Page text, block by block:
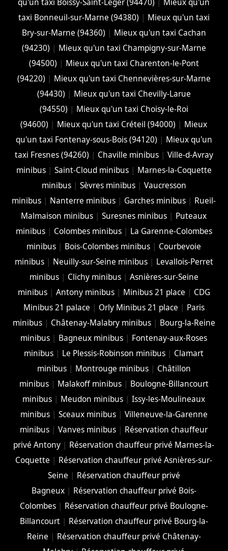
qu'un taxi Boissy-Saint-Léger (94470) | Mieux qu'un
taxi Bonneuil-sur-Marne (94380) | Mieux qu'un taxi
Bry-sur-Marne (94360) | Mieux qu'un taxi Cachan
(94230) | Mieux qu'un taxi Champigny-sur-Marne
(94500) | Mieux qu'un taxi Charenton-le-Pont
(94220) | Mieux qu'un taxi Chennevières-sur-Marne
(94430) | Mieux qu'un taxi Chevilly-Larue
(94550) | Mieux qu'un taxi Choisy-le-Roi
(94600) | Mieux qu'un taxi Créteil (94000) | Mieux
qu'un taxi Fontenay-sous-Bois (94120) | Mieux qu'un
taxi Fresnes (94260) | Chaville minibus| Ville-d-Avray
minibus| Saint-Cloud minibus| Marnes-la-Coquette
minibus| Sèvres minibus| Vaucresson
minibus | Nanterre minibus | Garches minibus | Rueil-
Malmaison minibus |Suresnes minibus | Puteaux
minibus| Colombes minibus| La Garenne-Colombes
minibus | Bois-Colombes minibus | Courbevoie
minibus| Neuilly-sur-Seine minibus| Levallois-Perret
minibus| Clichy minibus| Asnières-sur-Seine
minibus| Antony minibus| Minibus 21 place | CDG
Minibus 21 palace | Orly Minibus 21 place | Paris
minibus| Châtenay-Malabry minibus| Bourg-la-Reine
minibus | Bagneux minibus | Fontenay-aux-Roses
minibus | Le Plessis-Robinson minibus | Clamart
minibus| Montrouge minibus| Châtillon
minibus| Malakoff minibus| Boulogne-Billancourt
minibus | Meudon minibus |Issy-les-Moulineaux
minibus| Sceaux minibus| Villeneuve-la-Garenne
minibus |Vanves minibus | Réservation chauffeur
privé Antony | Réservation chauffeur privé Marnes-la-
Coquette | Réservation chauffeur privé Asnières-sur-
Seine | Réservation chauffeur privé
Bagneux| Réservation chauffeur privé Bois-
Colombes| Réservation chauffeur privé Boulogne-
Billancourt| Réservation chauffeur privé Bourg-la-
Reine | Réservation chauffeur privé Châtenay-